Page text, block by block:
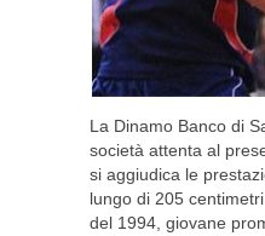
La Dinamo Banco di
società attenta al
si aggiudica le
lungo di 205
del 1994, giovane